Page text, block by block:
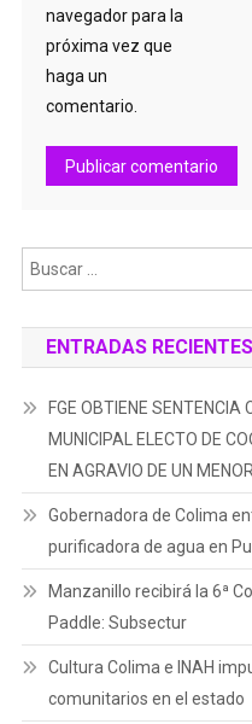
navegador para la
próxima vez que
haga un
comentario.
ENTRADAS RECIENTES
FGE OBTIENE SENTENCIA
MUNICIPAL ELECTO DE
EN AGRAVIO DE UN
Gobernadora de Colima
purificadora de agua en
Manzanillo recibirá la 6ª
Paddle: Subsectur
Cultura Colima e INAH
comunitarios en el estado